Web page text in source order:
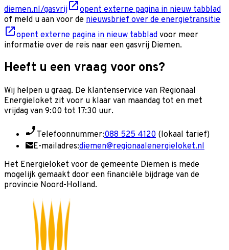
diemen.nl/gasvrij
opent externe pagina in nieuw tabblad
of meld u aan voor de nieuwsbrief over de energietransitie
opent externe pagina in nieuw tabblad voor meer
informatie over de reis naar een gasvrij Diemen.
Heeft u een vraag voor ons?
Wij helpen u graag. De klantenservice van Regionaal
Energieloket zit voor u klaar van maandag tot en met
vrijdag van 9:00 tot 17:30 uur.
Telefoonnummer:088 525 4120 (lokaal tarief)
E-mailadres:diemen@regionaalenergieloket.nl
Het Energieloket voor de gemeente Diemen is mede
mogelijk gemaakt door een financiële bijdrage van de
provincie Noord-Holland.